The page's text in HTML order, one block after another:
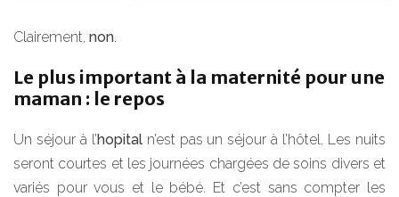
Clairement, non.
Le plus important à la maternité pour une
maman : le repos
Un séjour à l’hopitaln’est pas un séjour à l’hôtel. Les nuits
seront courtes et les journées chargées de soins divers et
variés pour vous et le bébé. Et c’est sans compter les